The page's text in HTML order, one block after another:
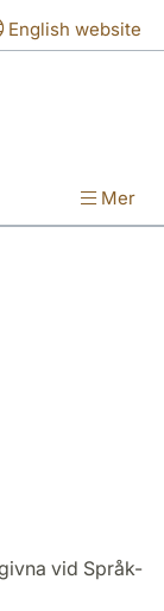
English website
Mer
vid Språk-